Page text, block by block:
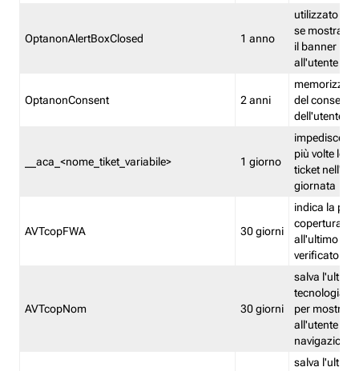
OptanonAlertBoxClosed 1 anno
utilizzato per
se mostrare
il banner
all'utente
OptanonConsent 2 anni
memorizza
del
dell'utente
__aca_<nome_tiket_variabile> 1 giorno
impedisce di
più volte lo
ticket
giornata
AVTcopFWA 30 giorni
indica la
copertura
all'ultimo
verificato
AVTcopNom 30 giorni
salva l'ultima
tecnologia
per
all'utente
navigazione
salva l'ultimo